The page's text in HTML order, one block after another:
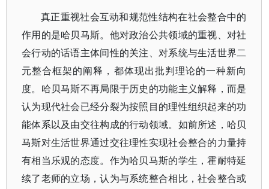
真正重视社会互动和规范性结构在社会整合中的
作用的是哈贝马斯。他对政治公共领域的重视、对社
会行动的话语主体间性的关注、对系统与生活世界二
元整合框架的阐释，都体现出批判理论的一种新向
度。哈贝马斯不再局限于历史的功能主义解释，而是
认为现代社会已经分裂为按照目的理性组织起来的功
能体系以及由交往构成的行动领域。如前所述，哈贝
马斯对生活世界通过交往理性实现社会整合的力量持
有相当乐观的态度。作为哈贝马斯的学生，霍耐特延
续了老师的立场，认为与系统整合相比，社会整合或